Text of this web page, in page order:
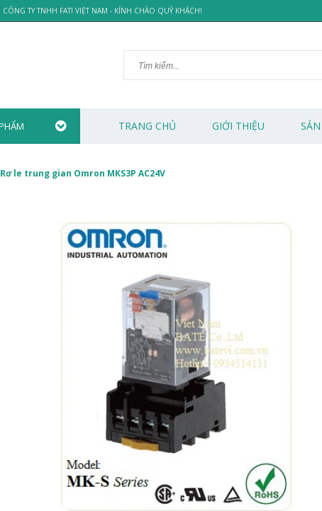
CÔNG TY TNHH FATI VIỆT NAM - KÍNH CHÀO QUÝ KHÁCH!
TRANG CHỦ GIỚI THIỆU
Rơ le trung gian Omron MKS3P AC24V